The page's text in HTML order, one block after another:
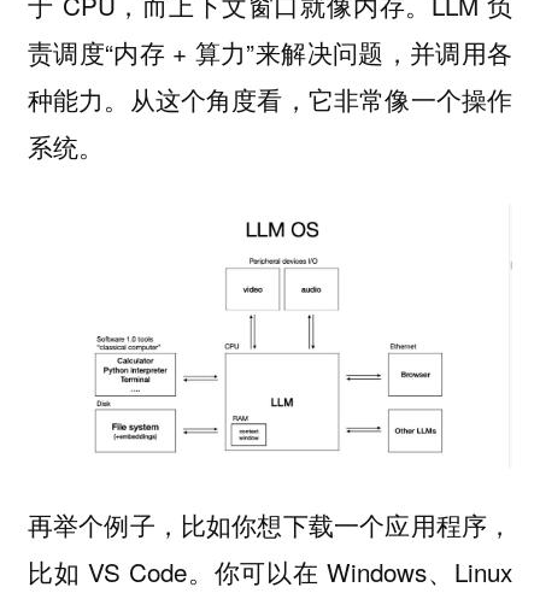
责调度“内存 + 算力”来解决问题，并调用各
种能力。从这个角度看，它非常像一个操作
系统。
再举个例子，比如你想下载一个应用程序，
比如 VS Code。你可以在 Windows、Linux